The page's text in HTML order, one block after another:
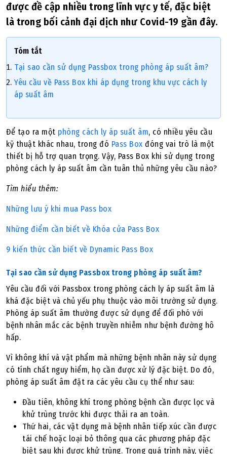
được đề cập nhiều trong lĩnh vực y tế, đặc biệt
là trong bối cảnh đại dịch như Covid-19 gần đây.
Tóm tắt
Tại sao cần sử dụng Passbox trong phòng áp suất âm?
Yêu cầu về Pass Box khi áp dụng trong khu vực cách ly
áp suất âm
Để tạo ra một phòng cách ly áp suất âm, có nhiều yêu cầu
kỹ thuật khác nhau, trong đó Pass Box đóng vai trò là một
thiết bị hỗ trợ quan trọng. Vậy, Pass Box khi sử dụng trong
phòng cách ly áp suất âm cần tuân thủ những yêu cầu nào?
Tìm hiểu thêm:
Những lưu ý khi mua Pass box
Những điểm cần biết về Khóa cửa Pass Box
9 kiến thức cần biết về Dynamic Pass Box
Tại sao cần sử dụng Passbox trong phòng áp suất âm?
Yêu cầu đối với Passbox trong phòng cách ly áp suất âm là
khá đặc biệt và chủ yếu phụ thuộc vào môi trường sử dụng.
Phòng áp suất âm thường được sử dụng để đối phó với
bệnh nhân mắc các bệnh truyền nhiễm như bệnh đường hô
hấp.
Vì không khí và vật phẩm mà những bệnh nhân này sử dụng
có tính chất nguy hiểm, họ cần được xử lý đặc biệt. Do đó,
phòng áp suất âm đặt ra các yêu cầu cụ thể như sau:
Đầu tiên, không khí trong phòng bệnh cần được lọc và
khử trùng trước khi được thải ra an toàn.
Thứ hai, các vật dụng mà bệnh nhân tiếp xúc cần được
tái chế hoặc loại bỏ thông qua các phương pháp đặc
biệt sau khi được khử trùng. Trong quá trình này, việc